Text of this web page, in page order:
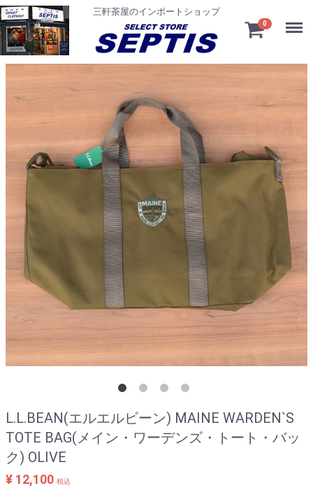
三軒茶屋のインポートショップ
0
L.L.BEAN(エルエルビーン) MAINE WARDEN`S
TOTE BAG(メイン・ワーデンズ・トート・バッ
ク) OLIVE
¥ 12,100 税込